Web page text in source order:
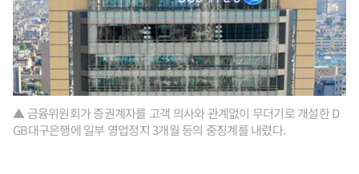
▲ 금융위원회가 증권계자를 고객 의사와 관계없이 무더기로 개설한 D
GB대구은행에 일부 영업정지 3개월 등의 중징계를 내렸다.